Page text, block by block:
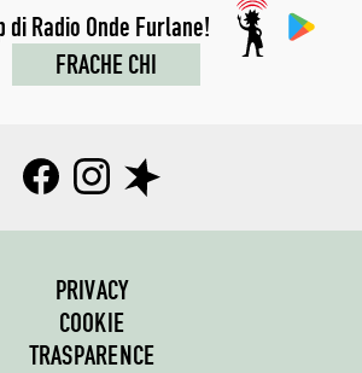
di Radio Onde Furlane!
FRACHE CHI
PRIVACY
COOKIE
TRASPARENCE